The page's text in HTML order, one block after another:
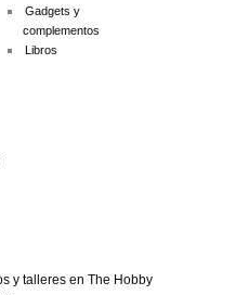
Gadgets y
complementos
Libros